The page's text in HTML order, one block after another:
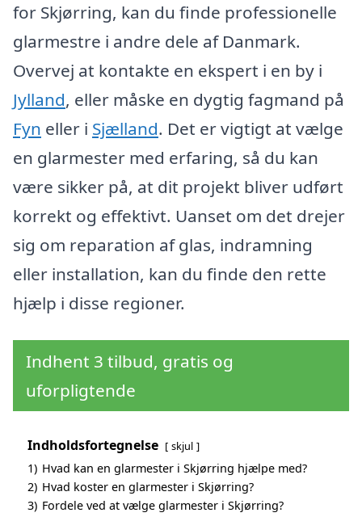
for Skjørring, kan du finde professionelle
glarmestre i andre dele af Danmark.
Overvej at kontakte en ekspert i en by i
Jylland, eller måske en dygtig fagmand på
Fyn eller i Sjælland. Det er vigtigt at vælge
en glarmester med erfaring, så du kan
være sikker på, at dit projekt bliver udført
korrekt og effektivt. Uanset om det drejer
sig om reparation af glas, indramning
eller installation, kan du finde den rette
hjælp i disse regioner.
Indhent 3 tilbud, gratis og
uforpligtende
Indholdsfortegnelse skjul
1) Hvad kan en glarmester i Skjørring hjælpe med?
2) Hvad koster en glarmester i Skjørring?
3) Fordele ved at vælge glarmester i Skjørring?